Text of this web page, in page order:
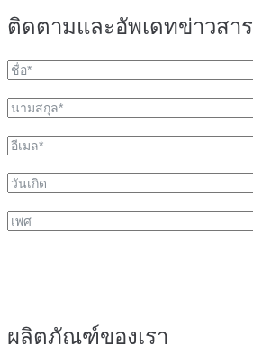
ติดตามและอัพเดทข่าวสาร
ผลิตภัณฑ์ของเรา